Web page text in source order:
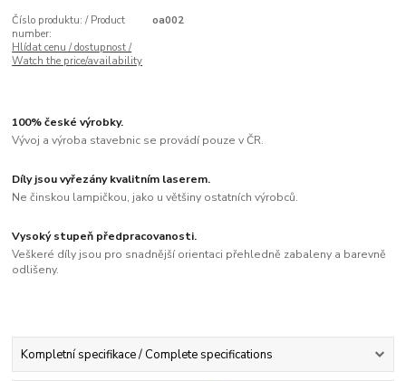
Číslo produktu: / Product
number:
oa002
Hlídat cenu / dostupnost /
Watch the price/availability
100% české výrobky.
Vývoj a výroba stavebnic se provádí pouze v ČR.
Díly jsou vyřezány kvalitním laserem.
Ne činskou lampičkou, jako u většiny ostatních výrobců.
Vysoký stupeň předpracovanosti.
Veškeré díly jsou pro snadnější orientaci přehledně zabaleny a barevně
odlišeny.
Kompletní specifikace / Complete specifications